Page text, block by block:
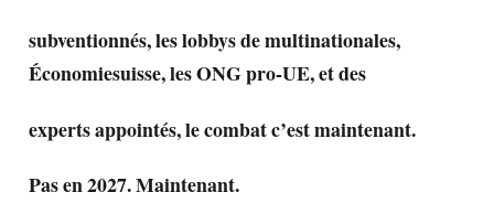
subventionnés, les lobbys de multinationales,
Économiesuisse, les ONG pro-UE, et des
experts appointés, le combat c’est maintenant.
Pas en 2027. Maintenant.